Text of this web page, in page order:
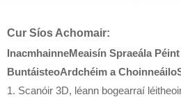
Cur Síos Achomair:
InacmhainneMeaisín Spraeála
BuntáisteoArdchéim a Choinneáilo
1. Scanóir 3D, léann bogearraí